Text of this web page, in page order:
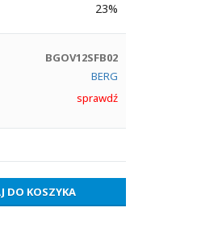
23%
BGOV12SFB02
BERG
sprawdź
DO KOSZYKA